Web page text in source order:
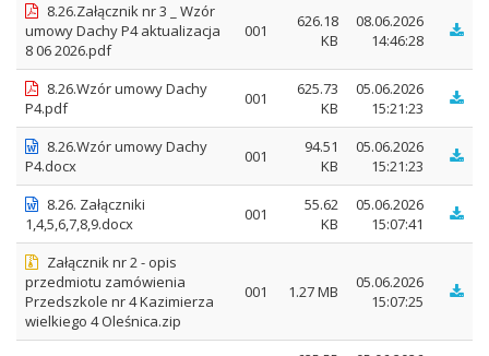
8.26.Załącznik nr 3 _ Wzór
umowy Dachy P4 aktualizacja
8 06 2026.pdf
001
626.18
KB
08.06.2026
14:46:28
8.26.Wzór umowy Dachy
P4.pdf
001
625.73
KB
05.06.2026
15:21:23
8.26.Wzór umowy Dachy
P4.docx
001
94.51
KB
05.06.2026
15:21:23
8.26. Załączniki
1,4,5,6,7,8,9.docx
001
55.62
KB
05.06.2026
15:07:41
Załącznik nr 2 - opis
przedmiotu zamówienia
Przedszkole nr 4 Kazimierza
wielkiego 4 Oleśnica.zip
001 1.27 MB
05.06.2026
15:07:25